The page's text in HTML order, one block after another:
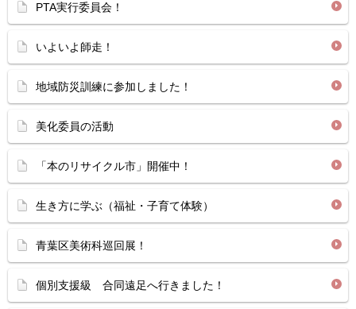
PTA実行委員会！
いよいよ師走！
地域防災訓練に参加しました！
美化委員の活動
「本のリサイクル市」開催中！
生き方に学ぶ（福祉・子育て体験）
青葉区美術科巡回展！
個別支援級 合同遠足へ行きました！